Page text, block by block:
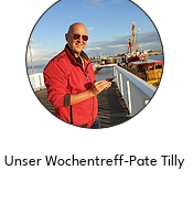
Unser Wochentreff-Pate Tilly